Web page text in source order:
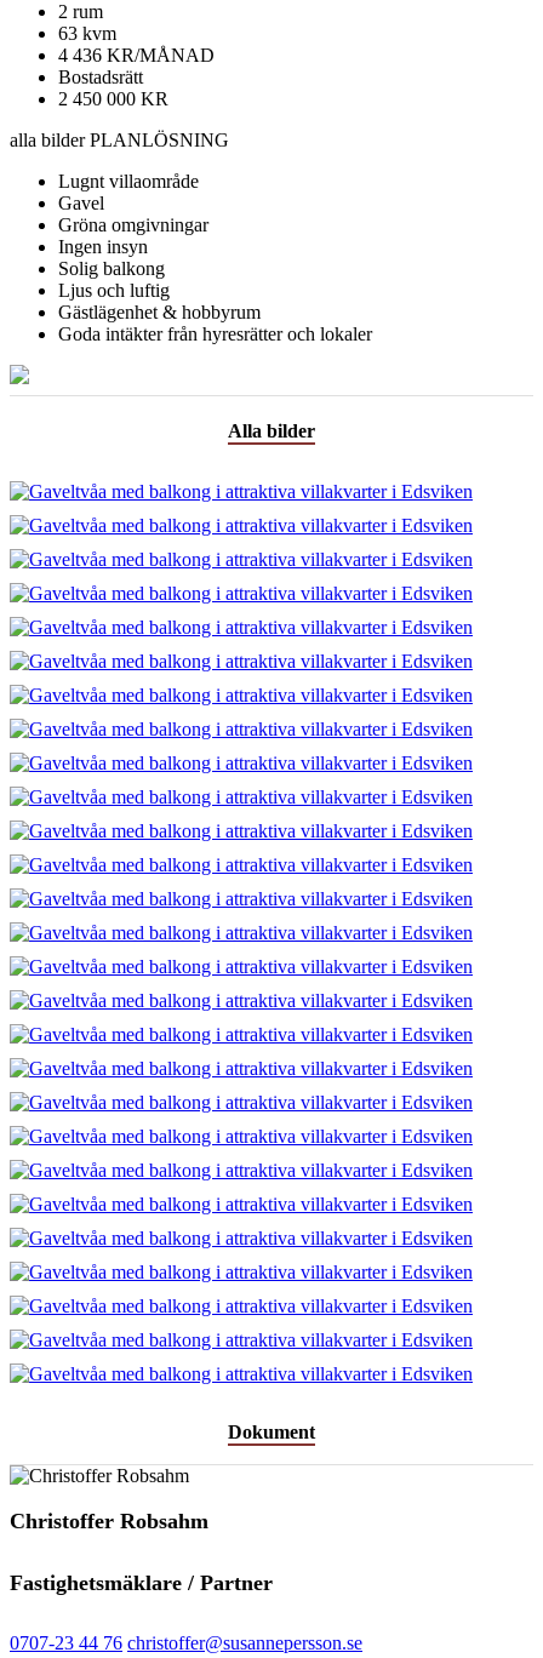
2 rum
63 kvm
4 436 KR/MÅNAD
Bostadsrätt
2 450 000 KR
alla bilder PLANLÖSNING
Lugnt villaområde
Gavel
Gröna omgivningar
Ingen insyn
Solig balkong
Ljus och luftig
Gästlägenhet & hobbyrum
Goda intäkter från hyresrätter och lokaler
Alla bilder
Dokument
Christoffer Robsahm
Fastighetsmäklare / Partner
0707-23 44 76 christoffer@susannepersson.se